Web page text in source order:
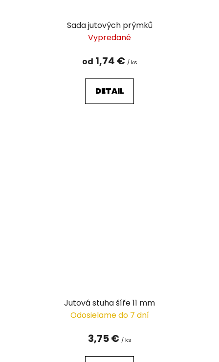
Sada jutových prýmků
Vypredané
od 1,74 € / ks
DETAIL
Jutová stuha šíře 11 mm
Odosielame do 7 dní
3,75 € / ks